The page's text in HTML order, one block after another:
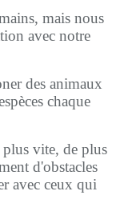
mais nous
avec notre
des animaux
chaque
plus vite, de plus
d'obstacles
avec ceux qui